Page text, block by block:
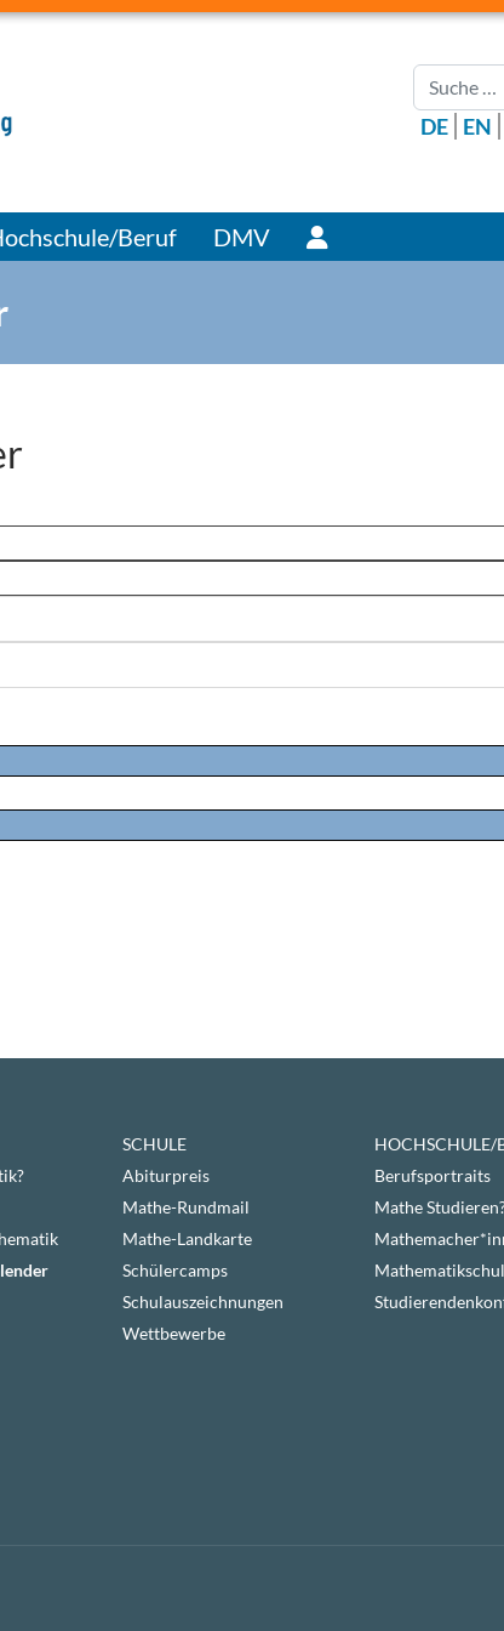
Suchen
DE EN
Beruf DMV
SCHULE
Abiturpreis
Mathe-Rundmail
Mathe-Landkarte
Schülercamps
Schulauszeichnungen
Wettbewerbe
HOCHSCHULE/
Berufsportraits
Mathe